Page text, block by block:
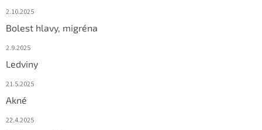
2.10.2025
Bolest hlavy, migréna
2.9.2025
Ledviny
21.5.2025
Akné
22.4.2025